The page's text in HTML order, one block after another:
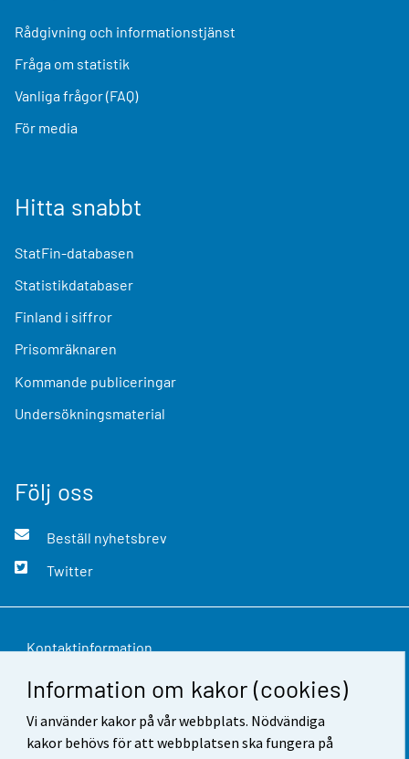
Information om kakor (cookies)
Vi använder kakor på vår webbplats. Nödvändiga
kakor behövs för att webbplatsen ska fungera på
Rådgivning och informationstjänst
Fråga om statistik
Vanliga frågor (FAQ)
För media
Hitta snabbt
StatFin-databasen
Statistikdatabaser
Finland i siffror
Prisomräknaren
Kommande publiceringar
Undersökningsmaterial
Följ oss
Beställ nyhetsbrev
Twitter
Kontaktinformation
Respons
Användarvillkor